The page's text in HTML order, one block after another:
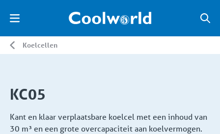
Koelcellen
KC05
Kant en klaar verplaatsbare koelcel met een inhoud van
30 m³ en een grote overcapaciteit aan koelvermogen.